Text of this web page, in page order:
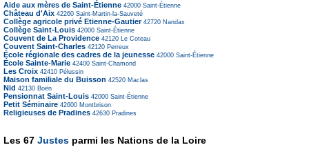
Aide aux mères de Saint-Étienne 42000 Saint-Étienne
Château d'Aix 42260 Saint-Martin-la-Sauveté
Collège agricole privé Etienne-Gautier 42720 Nandax
Collège Saint-Louis 42000 Saint-Étienne
Couvent de La Providence 42120 Le Coteau
Couvent Saint-Charles 42120 Perreux
École régionale des cadres de la jeunesse 42000 Saint-Étienne
École Sainte-Marie 42400 Saint-Chamond
Les Croix 42410 Pélussin
Maison familiale du Buisson 42520 Maclas
Nid 42130 Boën
Pensionnat Saint-Louis 42000 Saint-Étienne
Petit Séminaire 42600 Montbrison
Religieuses de Pradines 42630 Pradines
Les 67 Justes parmi les Nations de la Loire